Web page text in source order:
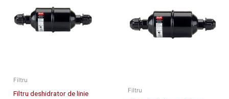
Filtru
Filtru deshidrator de linie
Filtru